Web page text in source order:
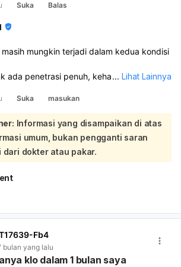
Suka Balas
masih mungkin terjadi dalam kedua kondisi
ada penetrasi penuh, kehamilan dapat
vagina. Kondisi ini dikenal sebagai
dan cairan pra-ejakulasi juga dapat
sperma yang berpotensi membuahi sel
di luar vagina atau metode tarik keluar
sebagai metode pencegahan kehamilan
tetap dapat mencapai sel telur, baik
ejakulasi yang keluar sebelum ejakulasi
menggunakan metode kontrasepsi
... Lihat Lainnya
Suka masukan
Informasi yang disampaikan di atas
umum, bukan pengganti saran
dari dokter atau pakar.
Fb4
bulan yang lalu
klo dalam 1 bulan saya